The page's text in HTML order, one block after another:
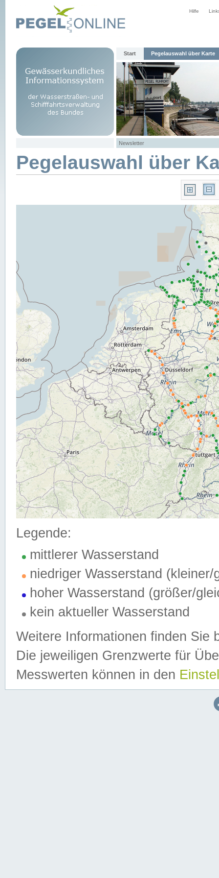
Hilfe
Start Pegelauswahl über Karte
Newsletter
Pegelauswahl über
Legende:
mittlerer Wasserstand
niedriger Wasserstand (kleiner/
hoher Wasserstand (größer/
kein aktueller Wasserstand
Weitere Informationen finden Sie
Die jeweiligen Grenzwerte für
Messwerten können in den